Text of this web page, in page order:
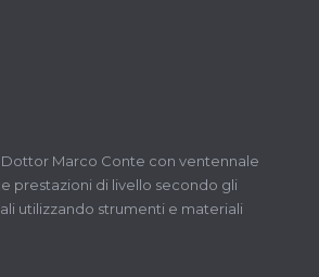
Marco Conte con ventennale
prestazioni di livello secondo gli
utilizzando strumenti e materiali